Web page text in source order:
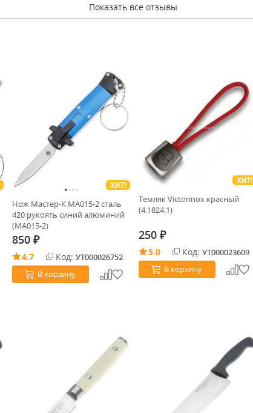
Показать все отзывы
ХИТ!
Нож Мастер-К MA015-2 сталь
420 рукоять синий алюминий
(MA015-2)
850 ₽
4.7 Код: УТ000026752
В корзину
ХИТ!
Темляк Victorinox красный
(4.1824.1)
250 ₽
5.0 Код: УТ000023609
В корзину